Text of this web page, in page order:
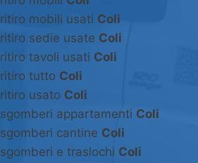
ritiro mobili usati Coli
ritiro sedie usate Coli
ritiro tavoli usati Coli
ritiro tutto Coli
ritiro usato Coli
sgomberi appartamenti Coli
sgomberi cantine Coli
sgomberi e traslochi Coli